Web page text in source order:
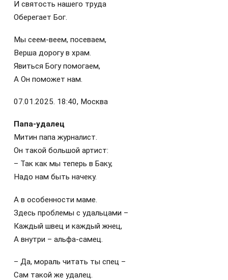
И святость нашего труда
Оберегает Бог.
Мы сеем-веем, посеваем,
Верша дорогу в храм.
Явиться Богу помогаем,
А Он поможет нам.
07.01.2025. 18:40, Москва
Папа-удалец
Митин папа журналист.
Он такой большой артист:
– Так как мы теперь в Баку,
Надо нам быть начеку.
А в особенности маме.
Здесь проблемы с удальцами –
Каждый швец и каждый жнец,
А внутри – альфа-самец.
– Да, мораль читать ты спец –
Сам такой же удалец.